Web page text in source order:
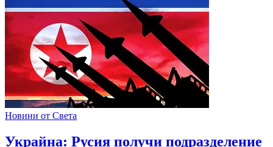
Новини от Света
Украйна: Русия получи подразделение